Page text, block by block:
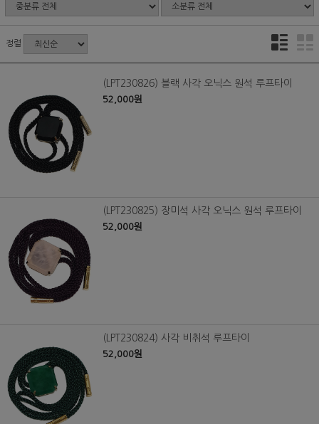
정렬
(LPT230826) 블랙 사각 오닉스 원석 루프타이
52,000원
(LPT230825) 장미석 사각 오닉스 원석 루프타이
52,000원
(LPT230824) 사각 비취석 루프타이
52,000원